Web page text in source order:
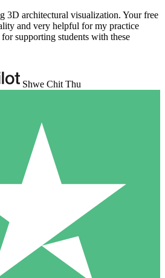
3D architectural visualization. Your free
and very helpful for my practice
supporting students with these
Shwe Chit Thu